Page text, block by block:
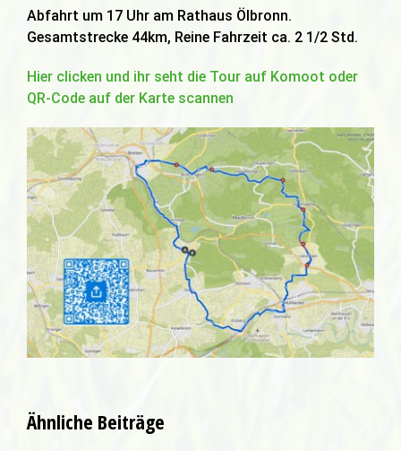
Abfahrt um 17 Uhr am Rathaus Ölbronn.
Gesamtstrecke 44km, Reine Fahrzeit ca. 2 1/2 Std.
Hier clicken und ihr seht die Tour auf Komoot oder
QR-Code auf der Karte scannen
Ähnliche Beiträge